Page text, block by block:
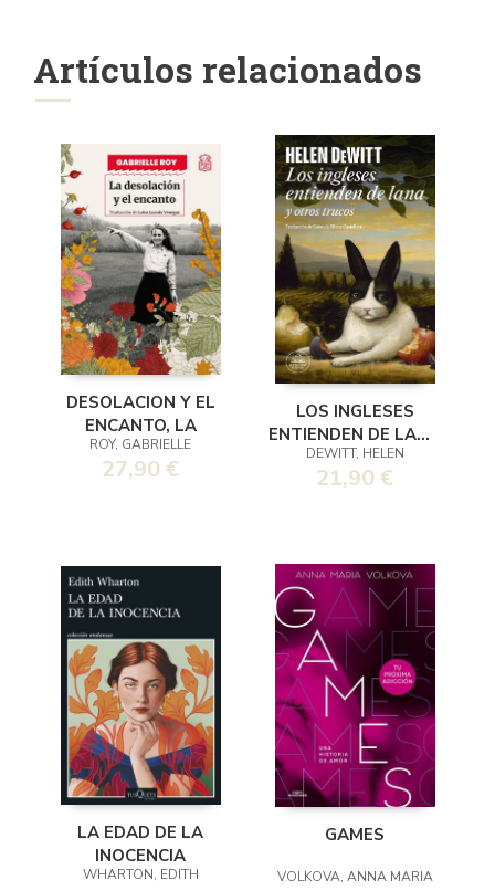
Artículos relacionados
DESOLACION Y EL
ENCANTO, LA
ROY, GABRIELLE
27,90 €
LOS INGLESES
ENTIENDEN DE LANA
(Y OTROS TRUCOS)
DEWITT, HELEN
21,90 €
LA EDAD DE LA
INOCENCIA
WHARTON, EDITH
GAMES
VOLKOVA, ANNA MARIA